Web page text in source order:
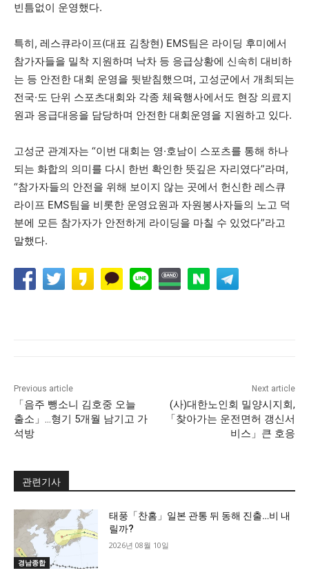
빈틈없이 운영했다.
특히, 레스큐라이프(대표 김창현) EMS팀은 라이딩 후미에서
참가자들을 밀착 지원하며 낙차 등 응급상황에 신속히 대비하
는 등 안전한 대회 운영을 뒷받침했으며, 고성군에서 개최되는
전국·도 단위 스포츠대회와 각종 체육행사에서도 현장 의료지
원과 응급대응을 담당하며 안전한 대회운영을 지원하고 있다.
고성군 관계자는 “이번 대회는 영·호남이 스포츠를 통해 하나
되는 화합의 의미를 다시 한번 확인한 뜻깊은 자리였다”라며,
“참가자들의 안전을 위해 보이지 않는 곳에서 헌신한 레스큐
라이프 EMS팀을 비롯한 운영요원과 자원봉사자들의 노고 덕
분에 모든 참가자가 안전하게 라이딩을 마칠 수 있었다”라고
말했다.
Previous article
「음주 뺑소니 김호중 오늘
출소」…형기 5개월 남기고 가
석방
Next article
(사)대한노인회 밀양시지회,
「찾아가는 운전면허 갱신서
비스」큰 호응
관련기사
경남종합
태풍「찬홈」일본 관통 뒤 동해 진출…비 내
릴까?
2026년 08월 10일